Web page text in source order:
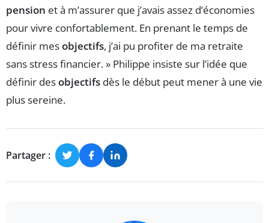
pension et à m’assurer que j’avais assez d’économies
pour vivre confortablement. En prenant le temps de
définir mesobjectifs, j’ai pu profiter de ma retraite
sans stress financier. » Philippe insiste sur l’idée que
définir desobjectifs dès le début peut mener à une vie
plus sereine.
Partager :